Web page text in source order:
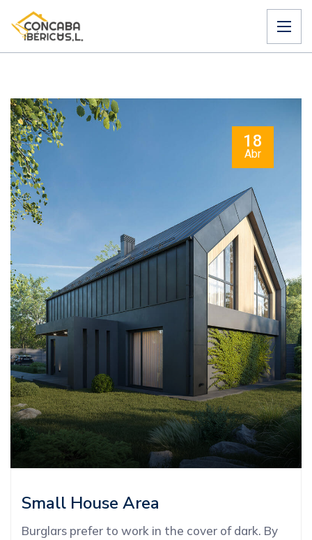
18
Abr
Small House Area
Burglars prefer to work in the cover of dark. By